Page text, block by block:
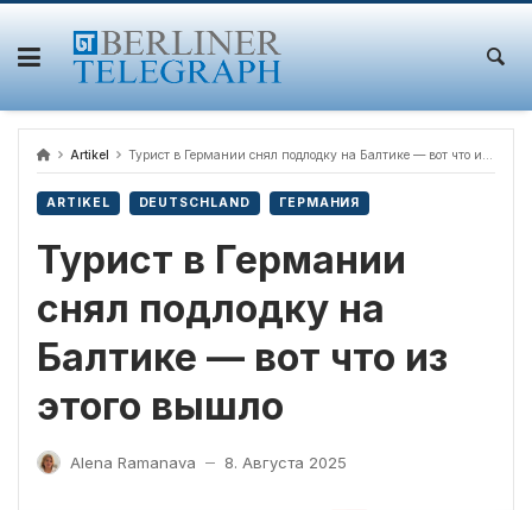
Skip
content
Artikel Турист в Германии снял подлодку на Балтике — вот что из этого вышло
ARTIKEL DEUTSCHLAND ГЕРМАНИЯ
Турист в Германии
снял подлодку на
Балтике — вот что из
этого вышло
Alena Ramanava — 8. Августа 2025